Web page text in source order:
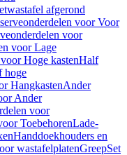
afgerond
voor Voor
voor
voor Lage
Hoge kastenHalf
hoge
HangkastenAnder
Ander
voor
ToebehorenLade-
Handdoekhouders en
wastafelplatenGreepSet